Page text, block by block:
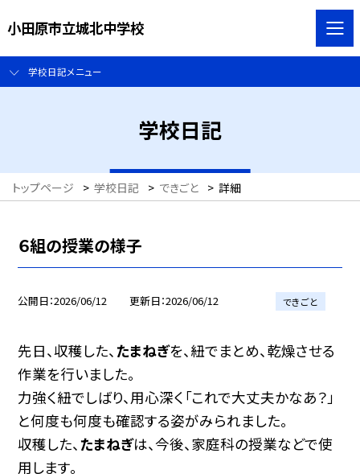
小田原市立城北中学校
学校日記メニュー
学校日記
トップページ > 学校日記 > できごと > 詳細
６組の授業の様子
公開日 2026/06/12 更新日 2026/06/12 できごと
先日、収穫した、 たまねぎを、紐でまとめ、乾燥させる
作業を行いました。
力強く紐でしばり、用心深く「これで大丈夫かなあ？」
と何度も何度も確認する姿がみられました。
収穫した、 たまねぎは、今後、家庭科の授業などで使
用します。